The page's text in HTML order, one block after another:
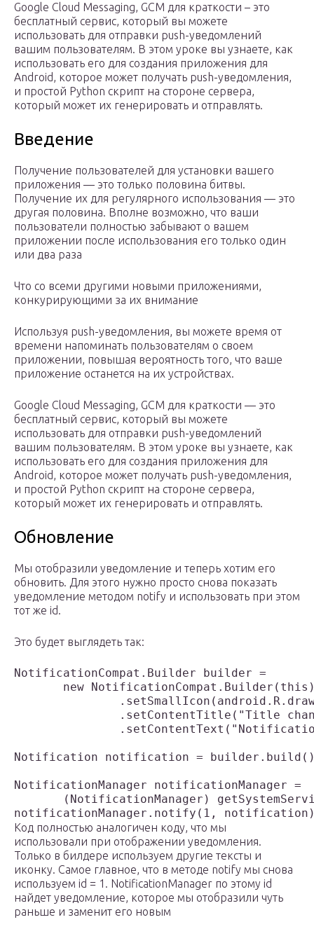
Google Cloud Messaging, GCM для краткости – это
бесплатный сервис, который вы можете
использовать для отправки push-уведомлений
вашим пользователям. В этом уроке вы узнаете, как
использовать его для создания приложения для
Android, которое может получать push-уведомления,
и простой Python скрипт на стороне сервера,
который может их генерировать и отправлять.
Введение
Получение пользователей для установки вашего
приложения — это только половина битвы.
Получение их для регулярного использования — это
другая половина. Вполне возможно, что ваши
пользователи полностью забывают о вашем
приложении после использования его только один
или два раза
Что со всеми другими новыми приложениями,
конкурирующими за их внимание
Используя push-уведомления, вы можете время от
времени напоминать пользователям о своем
приложении, повышая вероятность того, что ваше
приложение останется на их устройствах.
Google Cloud Messaging, GCM для краткости — это
бесплатный сервис, который вы можете
использовать для отправки push-уведомлений
вашим пользователям. В этом уроке вы узнаете, как
использовать его для создания приложения для
Android, которое может получать push-уведомления,
и простой Python скрипт на стороне сервера,
который может их генерировать и отправлять.
Обновление
Мы отобразили уведомление и теперь хотим его
обновить. Для этого нужно просто снова показать
уведомление методом notify и использовать при этом
тот же id.
Это будет выглядеть так:
NotificationCompat.Builder builder =
new
.setContentTitle("Title
Notification notification =
NotificationManager notificationManager =
(NotificationManager)
Код полностью аналогичен коду, что мы
использовали при отображении уведомления.
Только в билдере используем другие тексты и
иконку. Самое главное, что в методе notify мы снова
используем id = 1. NotificationManager по этому id
найдет уведомление, которое мы отобразили чуть
раньше и заменит его новым